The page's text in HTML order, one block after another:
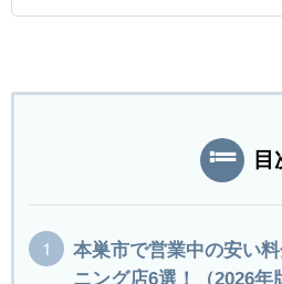
目
本巣市で営業中の安い
ニング店6選！（2026年